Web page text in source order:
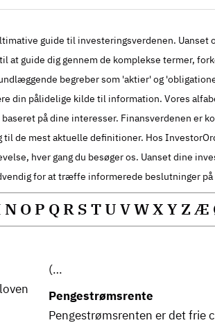
guide til investeringsverdenen. Uanset
at guide dig gennem de komplekse termer,
begreber som 'aktier' og
din pålidelige kilde til information. Vores
på dine interesser. Finansverdenen er
til de mest aktuelle definitioner. Hos
hver gang du besøger os. Uanset dine
for at træffe informerede beslutninger
N O P Q R S T U VWXY ZÆ
(…
Pengestrømsrente
Pengestrømsrenten er det frie